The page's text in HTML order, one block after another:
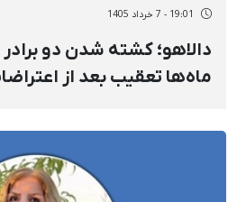
19:01 - 7 خرداد 1405
دالاهو؛ کشته شدن دو
ماه‌ها تعقیب بعد از